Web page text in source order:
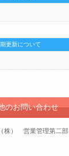
更新について
のお問い合わせ
株） 営業管理第二部